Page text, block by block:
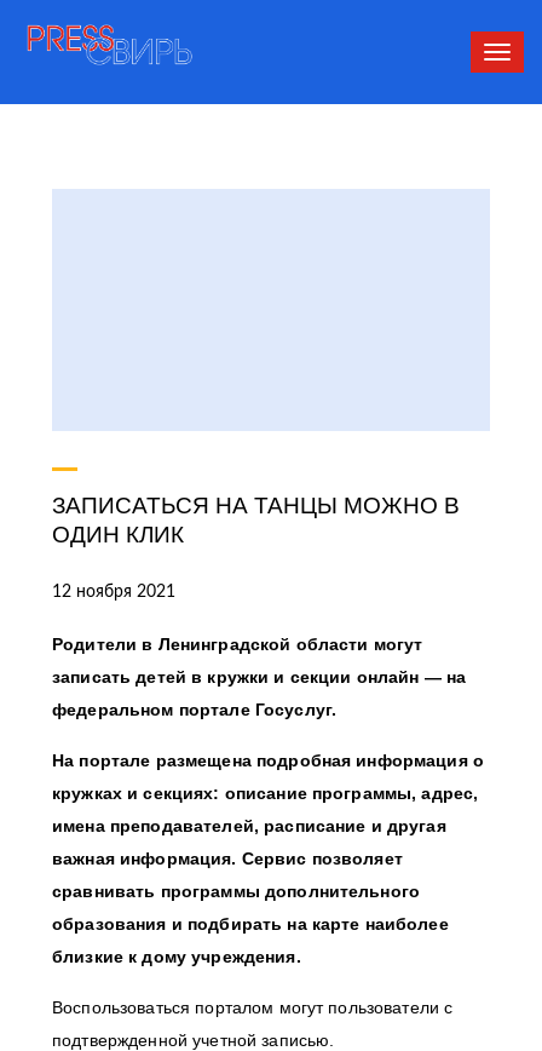
ЗАПИСАТЬСЯ НА ТАНЦЫ МОЖНО В
ОДИН КЛИК
12 ноября 2021
Родители в Ленинградской области могут
записать детей в кружки и секции онлайн ― на
федеральном портале Госуслуг.
На портале размещена подробная информация о
кружках и секциях: описание программы, адрес,
имена преподавателей, расписание и другая
важная информация. Сервис позволяет
сравнивать программы дополнительного
образования и подбирать на карте наиболее
близкие к дому учреждения.
Воспользоваться порталом могут пользователи с
подтвержденной учетной записью.